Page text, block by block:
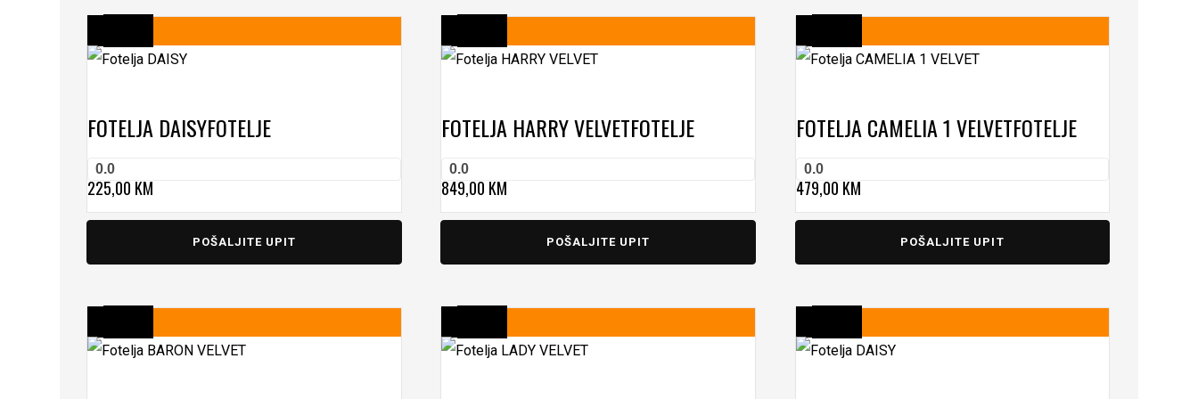
FOTELJA DAISYFOTELJE
0.0
225,00 KM
POŠALJITE UPIT
FOTELJA HARRY VELVETFOTELJE
0.0
849,00 KM
POŠALJITE UPIT
FOTELJA CAMELIA 1 VELVETFOTELJE
0.0
479,00 KM
POŠALJITE UPIT